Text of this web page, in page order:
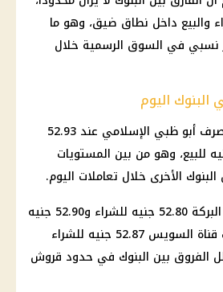
والبيع داخل نطاق ضيق، وهو ما
نسبي في السوق الرسمية خلال
اليوم
في مصرف أبو ظبي الإسلامي عند 52.93
للشراء و53.03 جنيه للبيع، وهو من بين المستويات
البنوك الأخرى خلال تعاملات اليوم.
البركة 52.80 جنيه للشراء و52.90 جنيه
للبيع، بينما بلغ في بنك قناة السويس 52.87 جنيه للشراء
البنوك في حدود قروش